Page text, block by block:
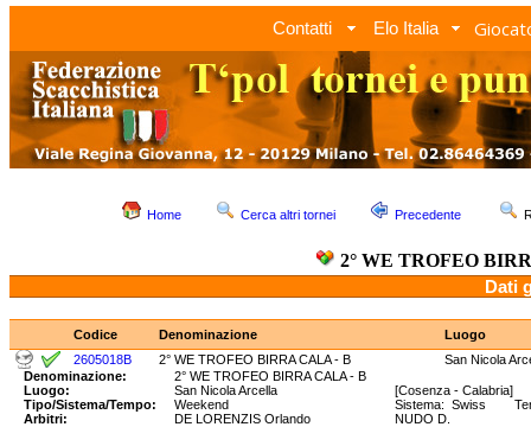
Contatti Elo Italia
Home Cerca altri tornei Precedente
2° WE TROFEO
Dati
Codice Denominazione
Luogo
2605018B
2° WE TROFEO BIRRA CALA - B
San Nicola
Denominazione:
2° WE TROFEO BIRRA CALA - B
Luogo:
San Nicola Arcella
[Cosenza - Calabria]
Tipo/Sistema/Tempo:
Weekend
Sistema: Swiss
Arbitri:
DE LORENZIS Orlando NUDO D.